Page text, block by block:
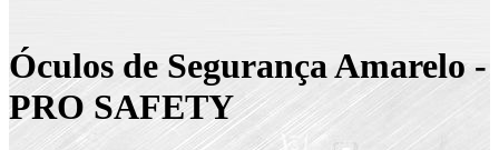
Óculos de Segurança Amarelo -
PRO SAFETY